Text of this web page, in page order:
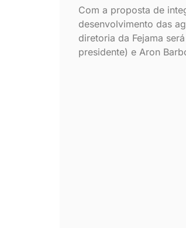
Com a proposta de
desenvolvimento das
diretoria da Fejama
presidente) e Aron